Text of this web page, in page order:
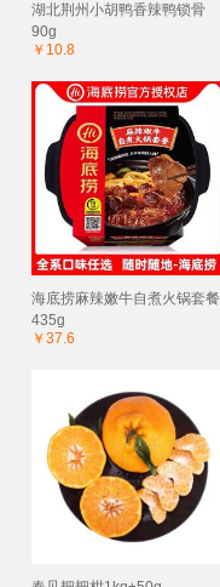
湖北荆州小胡鸭香辣鸭锁骨
90g
￥10.8
海底捞麻辣嫩牛自煮火锅套餐
435g
￥37.6